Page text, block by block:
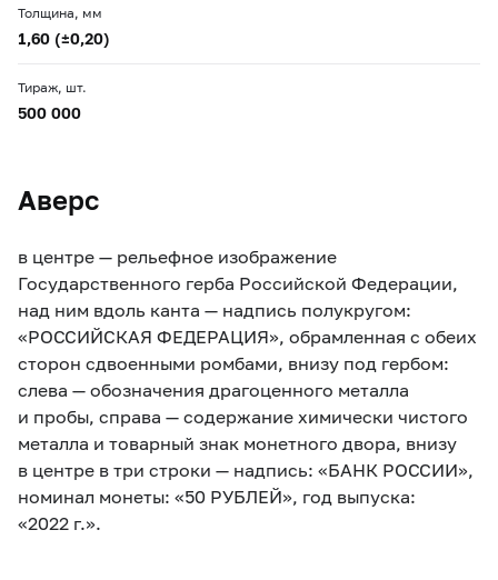
Толщина, мм
1,60 (±0,20)
Тираж, шт.
500 000
Аверс
в центре — рельефное изображение
Государственного герба Российской Федерации,
над ним вдоль канта — надпись полукругом:
«РОССИЙСКАЯ ФЕДЕРАЦИЯ», обрамленная с обеих
сторон сдвоенными ромбами, внизу под гербом:
слева — обозначения драгоценного металла
и пробы, справа — содержание химически чистого
металла и товарный знак монетного двора, внизу
в центре в три строки — надпись: «БАНК РОССИИ»,
номинал монеты: «50 РУБЛЕЙ», год выпуска:
«2022 г.».